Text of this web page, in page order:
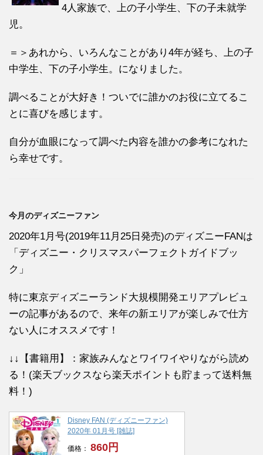
4人家族で、上の子小学生、下の子未就学
児。
＝＞あれから、いろんなことがあり4年が経ち、上の子
中学生、下の子小学生。になりました。
調べることが大好き！ついでに誰かのお役に立てるこ
とに喜びを感じます。
自分が血眼になって調べた内容を誰かの参考になれた
ら幸せです。
今月のディズニーファン
2020年1月号(2019年11月25日発売)のディズニーFANは
「ディズニー・クリスマスパーフェクトガイドブッ
ク」
特に東京ディズニーランド大規模開発エリアプレビュ
ーの記事があるので、来年の新エリアが楽しみで仕方
ない人にオススメです！
↓↓【書籍用】：家族みんなとワイワイやりながら読め
る！(楽天ブックスなら楽天ポイントも貯まって送料無
料！)
Disney FAN (ディズニーファン)
2020年 01月号 [雑誌]
価格： 860円